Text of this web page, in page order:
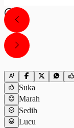
Suka
Marah
Sedih
Lucu